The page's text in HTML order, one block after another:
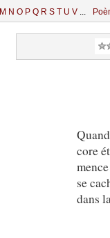
M N O P Q R S T U V ...
core
se
dans